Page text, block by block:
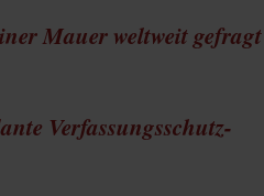
Mauer weltweit gefragt
Verfassungsschutz-